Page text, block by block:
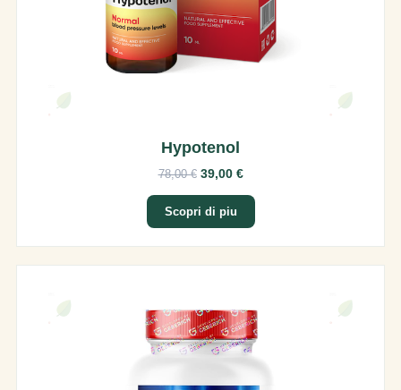
Hypotenol
78,00 €39,00 €
Scopri di piu